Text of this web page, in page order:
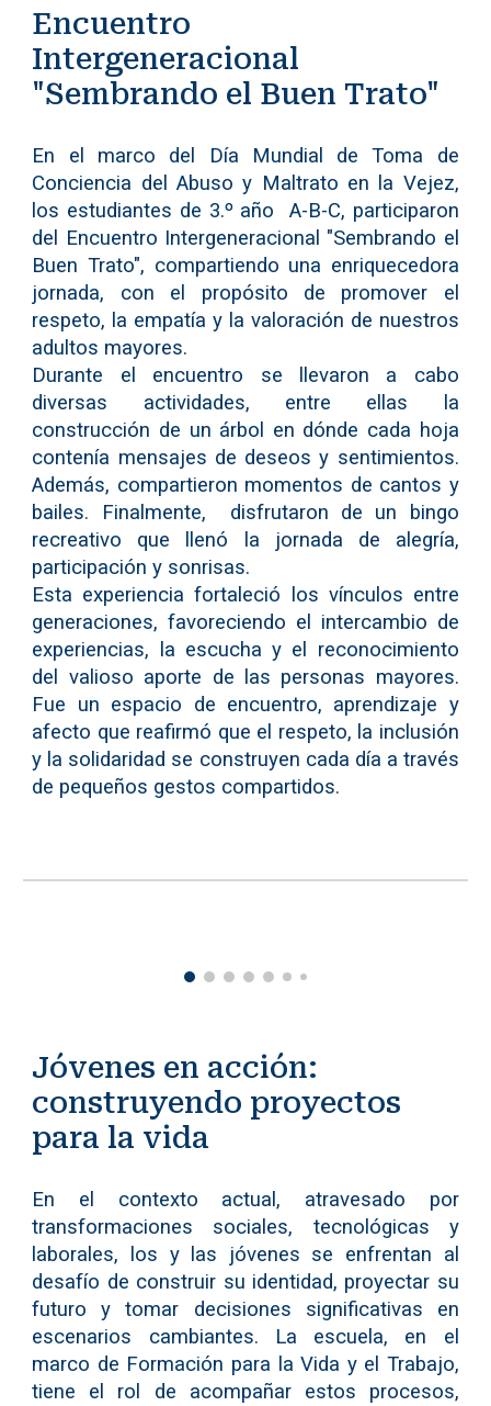
Encuentro
Intergeneracional
"Sembrando el Buen Trato"
En el marco del Día Mundial de Toma de
Conciencia del Abuso y Maltrato en la Vejez,
los estudiantes de 3.º año A-B-C, participaron
del Encuentro Intergeneracional "Sembrando el
Buen Trato", compartiendo una enriquecedora
jornada, con el propósito de promover el
respeto, la empatía y la valoración de nuestros
adultos mayores.
Durante el encuentro se llevaron a cabo
diversas actividades, entre ellas la
construcción de un árbol en dónde cada hoja
contenía mensajes de deseos y sentimientos.
Además, compartieron momentos de cantos y
bailes. Finalmente, disfrutaron de un bingo
recreativo que llenó la jornada de alegría,
participación y sonrisas.
Esta experiencia fortaleció los vínculos entre
generaciones, favoreciendo el intercambio de
experiencias, la escucha y el reconocimiento
del valioso aporte de las personas mayores.
Fue un espacio de encuentro, aprendizaje y
afecto que reafirmó que el respeto, la inclusión
y la solidaridad se construyen cada día a través
de pequeños gestos compartidos.
Jóvenes en acción:
construyendo proyectos
para la vida
En el contexto actual, atravesado por
transformaciones sociales, tecnológicas y
laborales, los y las jóvenes se enfrentan al
desafío de construir su identidad, proyectar su
futuro y tomar decisiones significativas en
escenarios cambiantes. La escuela, en el
marco de Formación para la Vida y el Trabajo,
tiene el rol de acompañar estos procesos,